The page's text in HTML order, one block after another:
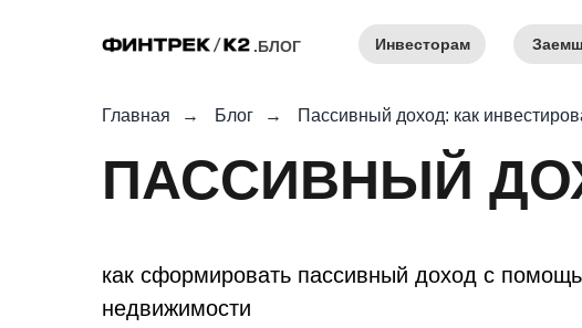
Инвесторам
.БЛОГ
Главная → Блог → Пассивный доход: как
ПАССИВНЫЙ
как сформировать пассивный доход с
недвижимости